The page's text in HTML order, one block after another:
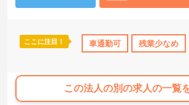
土日祝休 日勤のみ 産休･育休･介護休暇
ここに注目！ 車通勤可 残業少なめ
この法人の別の求人の一覧